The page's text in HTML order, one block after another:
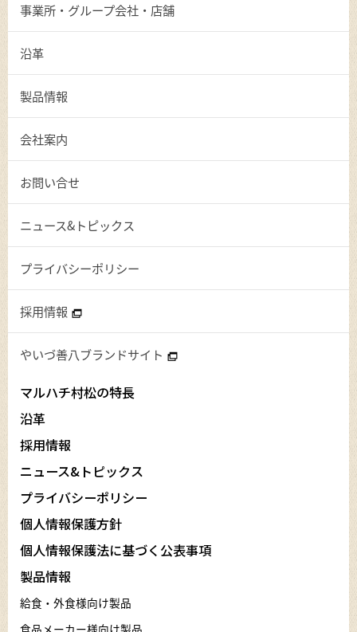
事業所・グループ会社・店舗
沿革
製品情報
会社案内
お問い合せ
ニュース&トピックス
プライバシーポリシー
採用情報
やいづ善八ブランドサイト
マルハチ村松の特長
沿革
採用情報
ニュース&トピックス
プライバシーポリシー
個人情報保護方針
個人情報保護法に基づく公表事項
製品情報
給食・外食様向け製品